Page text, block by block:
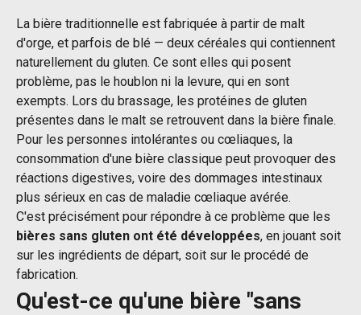
La bière traditionnelle est fabriquée à partir de malt
d'orge, et parfois de blé — deux céréales qui contiennent
naturellement du gluten. Ce sont elles qui posent
problème, pas le houblon ni la levure, qui en sont
exempts. Lors du brassage, les protéines de gluten
présentes dans le malt se retrouvent dans la bière finale.
Pour les personnes intolérantes ou cœliaques, la
consommation d'une bière classique peut provoquer des
réactions digestives, voire des dommages intestinaux
plus sérieux en cas de maladie cœliaque avérée.
C'est précisément pour répondre à ce problème que les
bières sans gluten ont été développées, en jouant soit
sur les ingrédients de départ, soit sur le procédé de
fabrication.
Qu'est-ce qu'une bière "sans